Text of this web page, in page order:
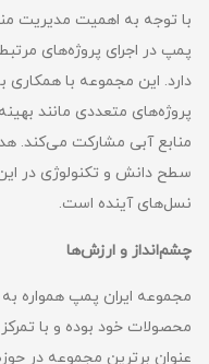
با توجه به اهمیت مدیریت
پمپ در اجرای پروژه‌های
دارد. این مجموعه با همکاری
پروژه‌های متعددی مانند
منابع آبی مشارکت می‌کند.
سطح دانش و تکنولوژی در
نسل‌های آینده است.
چشم‌انداز و ارزش‌ها
مجموعه ایران پمپ همواره
محصولات خود بوده و با
عنوان برترین مجموعه در